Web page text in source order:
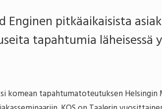
Enginen pitkäaikaisista
tapahtumia läheisessä
komean tapahtumatoteutuksen